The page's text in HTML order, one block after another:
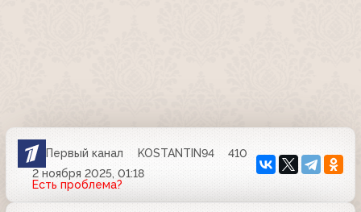
Первый канал KOSTANTIN94
410
2 ноября 2025, 01:18
Есть проблема?